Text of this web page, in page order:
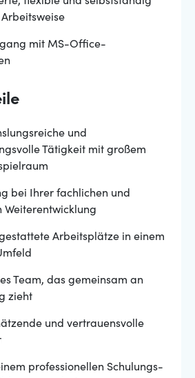
mit MS-Office-
und
Tätigkeit mit großem
bei Ihrer fachlichen und
Weiterentwicklung
Arbeitsplätze in einem
Team, das gemeinsam an
zieht
und vertrauensvolle
professionellen Schulungs-